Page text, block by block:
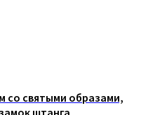
со святыми образами,